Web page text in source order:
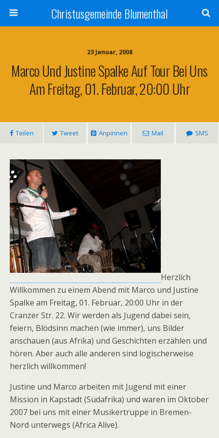
Christusgemeinde Blumenthal
23 Januar, 2008
Marco Und Justine Spalke Auf Tour Bei Uns
Am Freitag, 01. Februar, 20:00 Uhr
Teilen Tweet Anpinnen Mail SMS
Herzlich
Willkommen zu einem Abend mit Marco und Justine
Spalke am Freitag, 01. Februar, 20:00 Uhr in der
Cranzer Str. 22. Wir werden als Jugend dabei sein,
feiern, Blödsinn machen (wie immer), uns Bilder
anschauen (aus Afrika) und Geschichten erzählen und
hören. Aber auch alle anderen sind logischerweise
herzlich willkommen!
Justine und Marco arbeiten mit Jugend mit einer
Mission in Kapstadt (Südafrika) und waren im Oktober
2007 bei uns mit einer Musikertruppe in Bremen-
Nord unterwegs (Africa Alive).